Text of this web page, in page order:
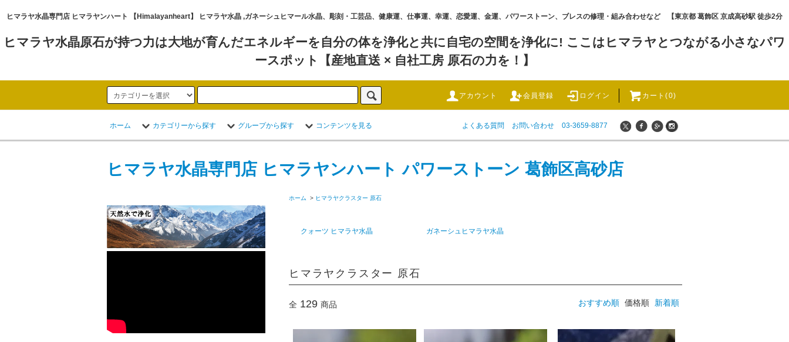
ヒマラヤ水晶専門店 ヒマラヤンハート 【Himalayanheart】 ヒマラヤ水晶 ,ガネーシュヒマール水晶、彫刻・工芸品、健康運、仕事運、幸運、恋愛運、金運、パワーストーン、ブレスの修理・組み合わせなど 【東京都 葛飾区 京成高砂駅 徒歩2分
ヒマラヤ水晶原石が持つ力は大地が育んだエネルギーを自分の体を浄化と共に自宅の空間を浄化に! ここはヒマラヤとつながる小さなパワ
ースポット【産地直送 × 自社工房 原石の力を！】
アカウント 会員登録 ログイン カート(0)
ホーム カテゴリーから探す グループから探す コンテンツを見る よくある質問 お問い合わせ 03-3659-8877
ヒマラヤ水晶専門店 ヒマラヤンハート パワーストーン 葛飾区高砂店
ホーム > ヒマラヤクラスター 原石
クォーツ ヒマラヤ水晶 ガネーシュヒマラヤ水晶
ヒマラヤクラスター 原石
全 129 商品 おすすめ順 価格順 新着順